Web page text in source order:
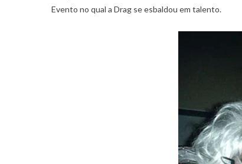
Evento no qual a Drag se esbaldou em talento.